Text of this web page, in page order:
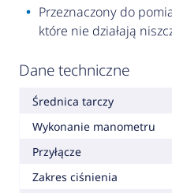
Przeznaczony do
które nie działają
Dane techniczne
Średnica tarczy
Wykonanie manometru
Przyłącze
Zakres ciśnienia